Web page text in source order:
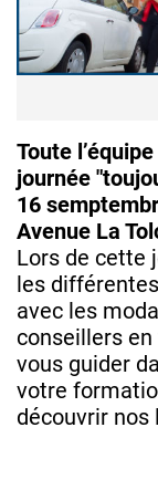
Toute
journée
16
Avenue La
Lors de cette
les
avec les
conseillers
vous guider
votre
découvrir nos